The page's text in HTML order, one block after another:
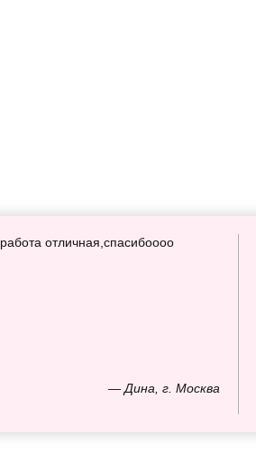
— Дина, г. Москва
работа отличная,спасибоооо